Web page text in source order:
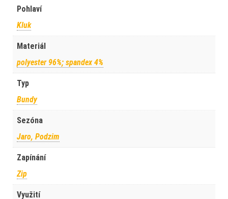
Pohlaví
Kluk
Materiál
polyester 96%; spandex 4%
Typ
Bundy
Sezóna
Jaro, Podzim
Zapínání
Zip
Využití